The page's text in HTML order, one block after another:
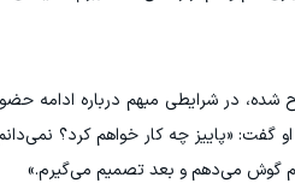
شده، در شرایطی مبهم درباره ادامه
گفت: «پاییز چه کار خواهم کرد؟